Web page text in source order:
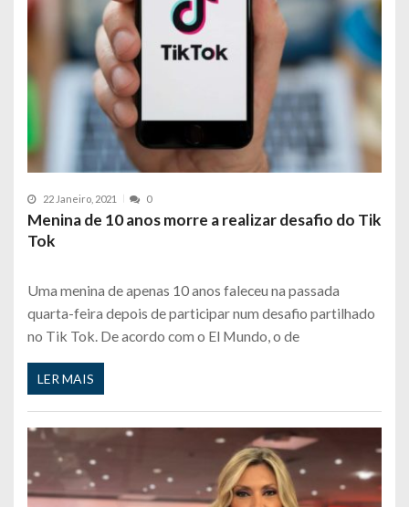
22 Janeiro, 2021 0
Menina de 10 anos morre a realizar desafio do Tik
Tok
Uma menina de apenas 10 anos faleceu na passada
quarta-feira depois de participar num desafio partilhado
no Tik Tok. De acordo com o El Mundo, o de
LER MAIS